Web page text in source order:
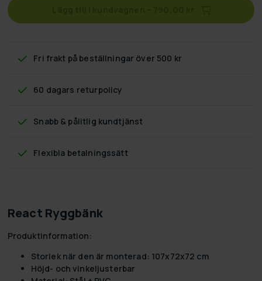
Fri frakt på beställningar över 500 kr
60 dagars returpolicy
Snabb & pålitlig kundtjänst
Flexibla betalningssätt
React Ryggbänk
Produktinformation:
Storlek när den är monterad: 107x72x72 cm
Höjd- och vinkeljusterbar